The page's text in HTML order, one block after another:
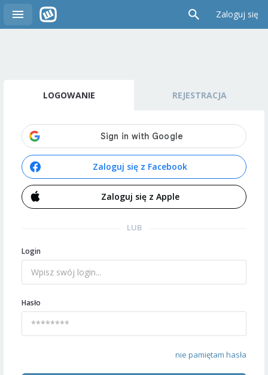
Zaloguj się
LOGOWANIE REJESTRACJA
Zaloguj się z Facebook
Zaloguj się z Apple
LUB
Login
Hasło
nie pamiętam hasła